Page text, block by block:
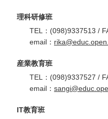
理科研修班
TEL：(098)9337513 /
email：
産業教育班
TEL：(098)9337527 /
email：
IT教育班